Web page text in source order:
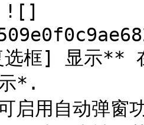
![]
框] 显示**
*.